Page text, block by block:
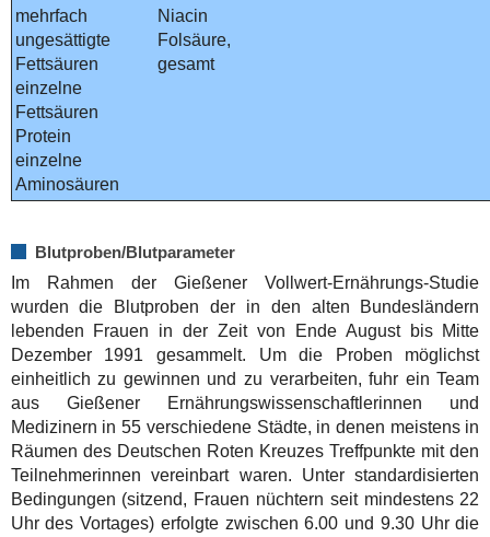
mehrfach
ungesättigte
Fettsäuren
einzelne
Fettsäuren
Protein
einzelne
Aminosäuren
Niacin
Folsäure,
gesamt
Blutproben/Blutparameter
Im Rahmen der Gießener Vollwert-Ernährungs-Studie
wurden die Blutproben der in den alten Bundesländern
lebenden Frauen in der Zeit von Ende August bis Mitte
Dezember 1991 gesammelt. Um die Proben möglichst
einheitlich zu gewinnen und zu verarbeiten, fuhr ein Team
aus Gießener Ernährungswissenschaftlerinnen und
Medizinern in 55 verschiedene Städte, in denen meistens in
Räumen des Deutschen Roten Kreuzes Treffpunkte mit den
Teilnehmerinnen vereinbart waren. Unter standardisierten
Bedingungen (sitzend, Frauen nüchtern seit mindestens 22
Uhr des Vortages) erfolgte zwischen 6.00 und 9.30 Uhr die